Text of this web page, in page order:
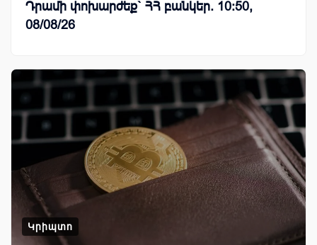
Դրամի փոխարժեք` ՀՀ բանկեր. 10:50,
08/08/26
Կրիպտո